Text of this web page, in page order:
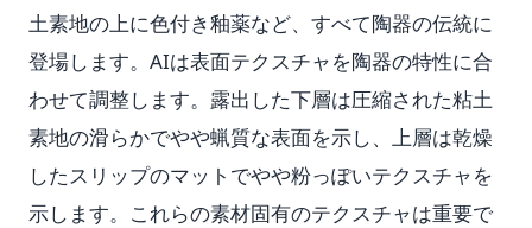
土素地の上に色付き釉薬など、すべて陶器の伝統に
登場します。AIは表面テクスチャを陶器の特性に合
わせて調整します。露出した下層は圧縮された粘土
素地の滑らかでやや蝋質な表面を示し、上層は乾燥
したスリップのマットでやや粉っぽいテクスチャを
示します。これらの素材固有のテクスチャは重要で